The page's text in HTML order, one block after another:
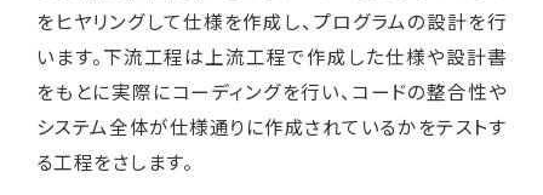
をヒヤリングして仕様を作成し、プログラムの設計を行
います。下流工程は上流工程で作成した仕様や設計書
をもとに実際にコーディングを行い、コードの整合性や
システム全体が仕様通りに作成されているかをテストす
る工程をさします。